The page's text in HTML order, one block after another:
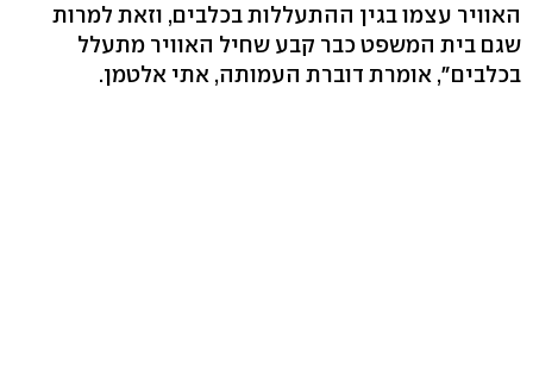
האוויר עצמו בגין ההתעללות בכלבים, וזאת למרות
שגם בית המשפט כבר קבע שחיל האוויר מתעלל
בכלבים", אומרת דוברת העמותה, אתי אלטמן.